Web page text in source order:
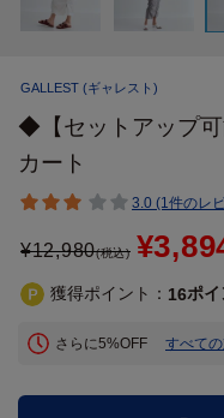
GALLEST (ギャレスト)
◆【セットアップ
カート
3.0 (1件のレ
¥12,980(税込)
獲得ポイント： 16ポイ
さらに5%OFF すべて